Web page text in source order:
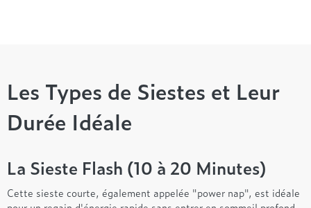
Les Types de Siestes et Leur
Durée Idéale
La Sieste Flash (10 à 20 Minutes)
Cette sieste courte, également appelée "power nap", est idéale